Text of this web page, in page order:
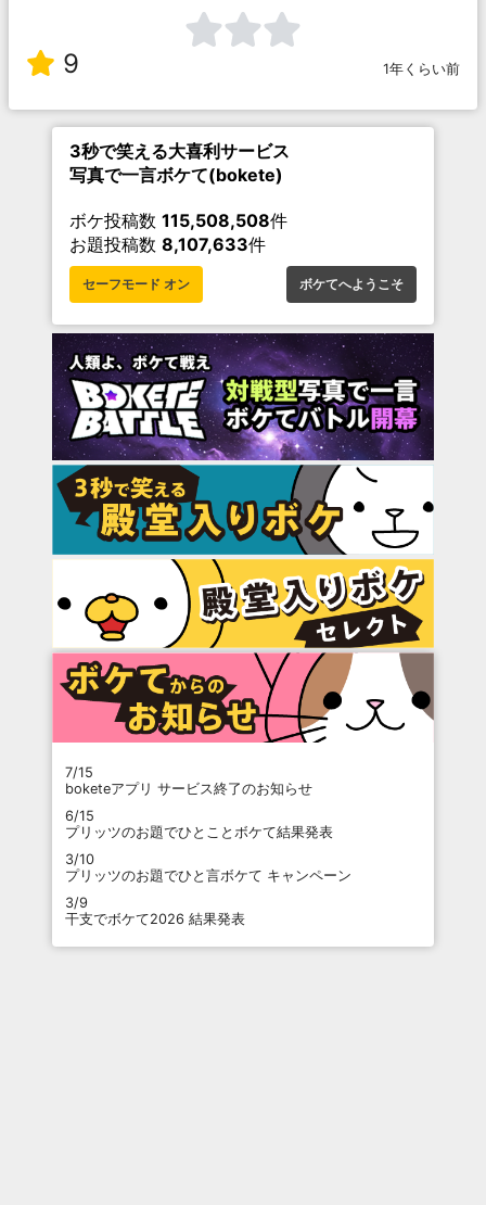
9 1年くらい前
3秒で笑える大喜利サービス
写真で一言ボケて(bokete)
ボケ投稿数 115,508,508件
お題投稿数 8,107,633件
セーフモード オン ボケてへようこそ
7/15
boketeアプリ サービス終了のお知らせ
6/15
プリッツのお題でひとことボケて結果発表
3/10
プリッツのお題でひと言ボケて キャンペーン
3/9
干支でボケて2026 結果発表